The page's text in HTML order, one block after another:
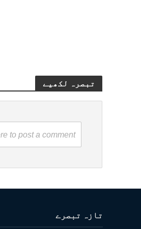
تبصرہ لکھیے
to post a comment
تازہ تبصرے